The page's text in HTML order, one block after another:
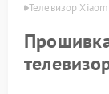
Телевизор